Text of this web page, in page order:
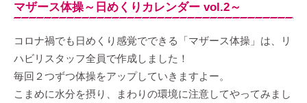
マザース体操～日めくりカレンダー vol.2～
コロナ禍でも日めくり感覚でできる「マザース体操」は、リ
ハビリスタッフ全員で作成しました！
毎回２つずつ体操をアップしていきますよー。
こまめに水分を摂り、まわりの環境に注意してやってみまし